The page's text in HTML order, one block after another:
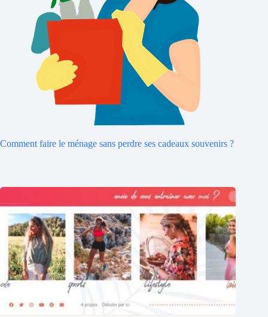
Comment faire le ménage sans perdre ses cadeaux souvenirs ?